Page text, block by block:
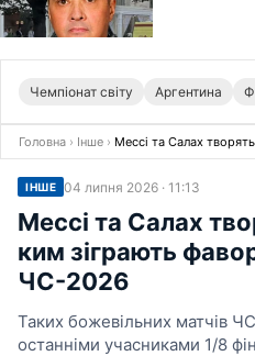
Чемпіонат світу Аргентина
Головна › Інше › Мессі та Салах
ІНШЕ 04 липня 2026 · 11:13
Мессі та Салах
ким зіграють
ЧС-2026
Таких божевільних матчів
останніми учасниками 1/8